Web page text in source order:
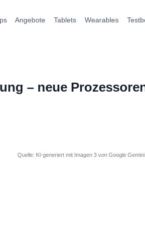
Angebote Tablets Wearables
– neue
Quelle: KI-generiert mit Imagen 3 von Google Gemini